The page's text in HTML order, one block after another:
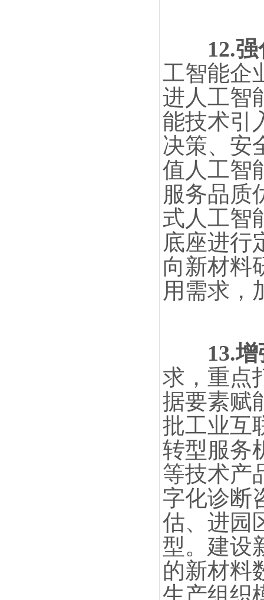
12.
工智能企
进人工智
能技术引
决策、安
值人工智
服务品质
式人工智
底座进行
向新材料
用需求，
13.
求，重点
据要素赋
批工业互
转型服务
等技术产
字化诊断
估、进园
型。建设
的新材料
生产组织